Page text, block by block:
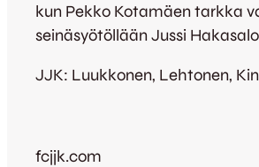
kun Pekko Kotamäen tarkka
seinäsyötöllään Jussi
JJK: Luukkonen, Lehtonen,
fcjjk.com